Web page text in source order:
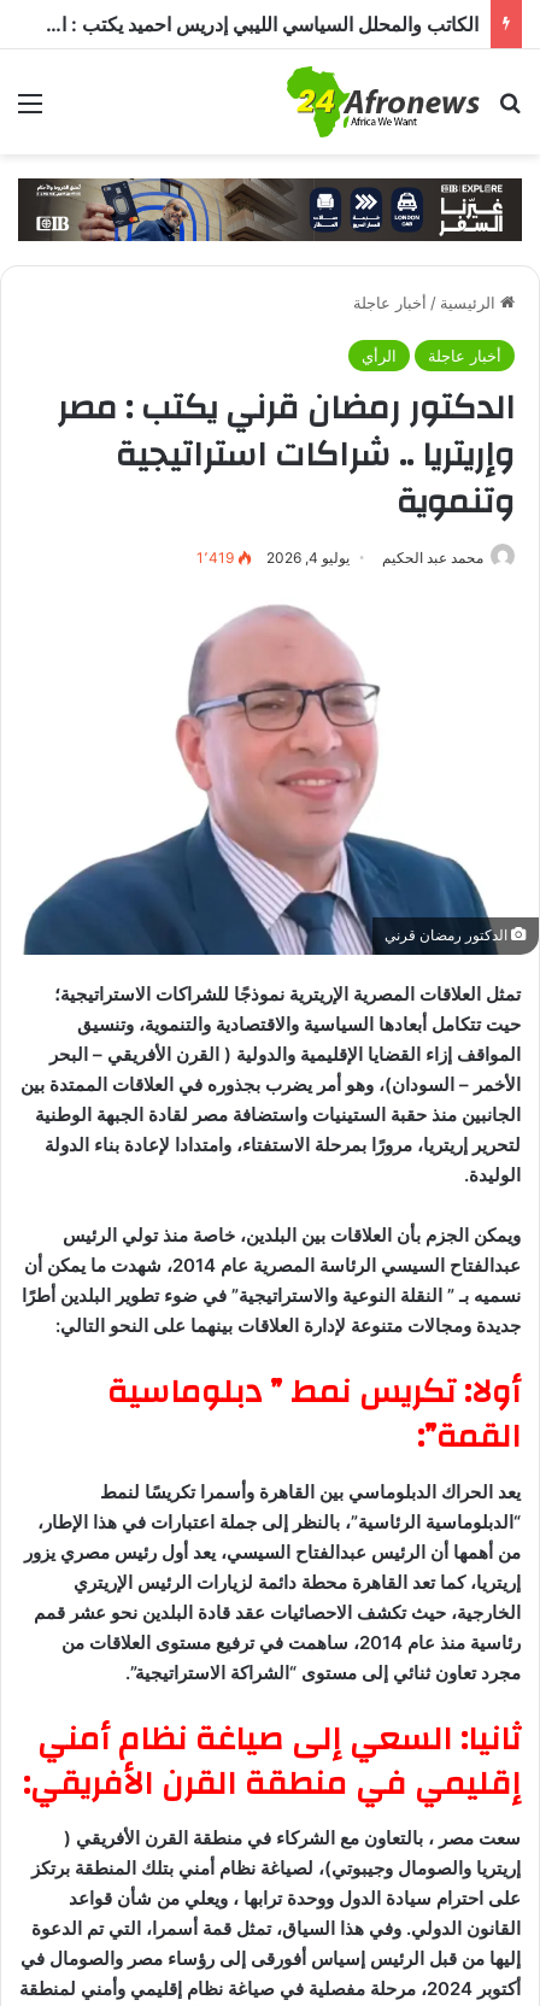
الكاتب والمحلل السياسي الليبي إدريس احميد يكتب : الكاميرون في ظل غياب بول بيا… قراءة في المشهد وأسباب الغياب ومآلات الأوضاع
بحث عن
الرئيسية / أخبار عاجلة
أخبار عاجلة الرأي
الدكتور رمضان قرني يكتب : مصر
وإريتريا .. شراكات استراتيجية
وتنموية
محمد عبد الحكيم يوليو 4, 2026 1٬419
الدكتور رمضان قرني
تمثل العلاقات المصرية الإريترية نموذجًا للشراكات الاستراتيجية؛
حيت تتكامل أبعادها السياسية والاقتصادية والتنموية، وتنسيق
المواقف إزاء القضايا الإقليمية والدولية ( القرن الأفريقي – البحر
الأخمر – السودان)، وهو أمر يضرب بجذوره في العلاقات الممتدة بين
الجانبين منذ حقبة الستينيات واستضافة مصر لقادة الجبهة الوطنية
لتحرير إريتريا، مرورًا بمرحلة الاستفتاء، وامتدادا لإعادة بناء الدولة
الوليدة.
ويمكن الجزم بأن العلاقات بين البلدين، خاصة منذ تولي الرئيس
عبدالفتاح السيسي الرئاسة المصرية عام 2014، شهدت ما يمكن أن
نسميه بـ ” النقلة النوعية والاستراتيجية” في ضوء تطوير البلدين أطرًا
جديدة ومجالات متنوعة لإدارة العلاقات بينهما على النحو التالي:
أولا: تكريس نمط ” دبلوماسية
القمة”:
يعد الحراك الدبلوماسي بين القاهرة وأسمرا تكريسًا لنمط
“الدبلوماسية الرئاسية”، بالنظر إلى جملة اعتبارات في هذا الإطار،
من أهمها أن الرئيس عبدالفتاح السيسي، يعد أول رئيس مصري يزور
إريتريا، كما تعد القاهرة محطة دائمة لزيارات الرئيس الإريتري
الخارجية، حيث تكشف الاحصائيات عقد قادة البلدين نحو عشر قمم
رئاسية منذ عام 2014، ساهمت في ترفيع مستوى العلاقات من
مجرد تعاون ثنائي إلى مستوى “الشراكة الاستراتيجية”.
ثانيا: السعي إلى صياغة نظام أمني
إقليمي في منطقة القرن الأفريقي:
سعت مصر ، بالتعاون مع الشركاء في منطقة القرن الأفريقي (
إريتريا والصومال وجيبوتي)، لصياغة نظام أمني بتلك المنطقة برتكز
على احترام سيادة الدول ووحدة ترابها ، ويعلي من شأن قواعد
القانون الدولي. وفي هذا السياق، تمثل قمة أسمرا، التي تم الدعوة
إليها من قبل الرئيس إسياس أفورقى إلى رؤساء مصر والصومال في
أكتوبر 2024، مرحلة مفصلية في صياغة نظام إقليمي وأمني لمنطقة